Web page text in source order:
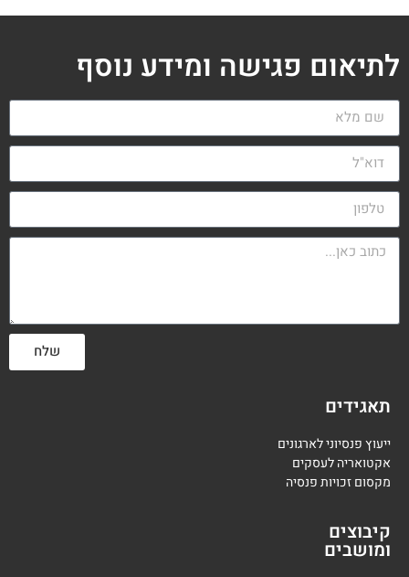
לתיאום פגישה ומידע נוסף
שלח
תאגידים
ייעוץ פנסיוני לארגונים
אקטואריה לעסקים
מקסום זכויות פנסיה
קיבוצים
ומושבים